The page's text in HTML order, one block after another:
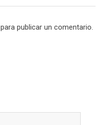
para publicar un comentario.